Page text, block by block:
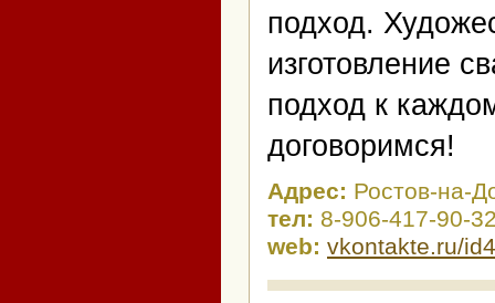
подход.
изготовление
подход к
договоримся!
Адрес: Ростов-на-
тел: 8-906-417-90-
web: vkontakte.ru/